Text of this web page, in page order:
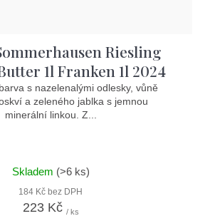
Riesling
1l Franken 1l 2024
s nazelenalými odlesky, vůně
a zeleného jablka s jemnou
minerální linkou. Z...
Skladem (>6 ks)
184 Kč bez DPH
223 Kč / ks